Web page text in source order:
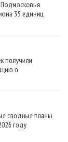
35 единиц
получили
о
сводные планы
году